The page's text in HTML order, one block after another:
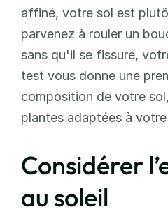
affiné, votre sol est
parvenez à rouler un
sans qu'il se fissure,
test vous donne une
composition de votre
plantes adaptées à votre
Considérer
au soleil